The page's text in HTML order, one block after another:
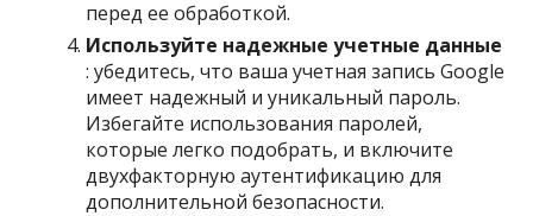
перед ее обработкой.
Используйте надежные учетные данные
: убедитесь, что ваша учетная запись Google
имеет надежный и уникальный пароль.
Избегайте использования паролей,
которые легко подобрать, и включите
двухфакторную аутентификацию для
дополнительной безопасности.